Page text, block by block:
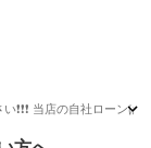
❗️❗️❗️ 当店の自社ロ